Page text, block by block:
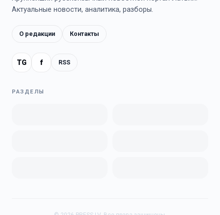
Актуальные новости, аналитика, разборы.
О редакции Контакты
TG f RSS
РАЗДЕЛЫ